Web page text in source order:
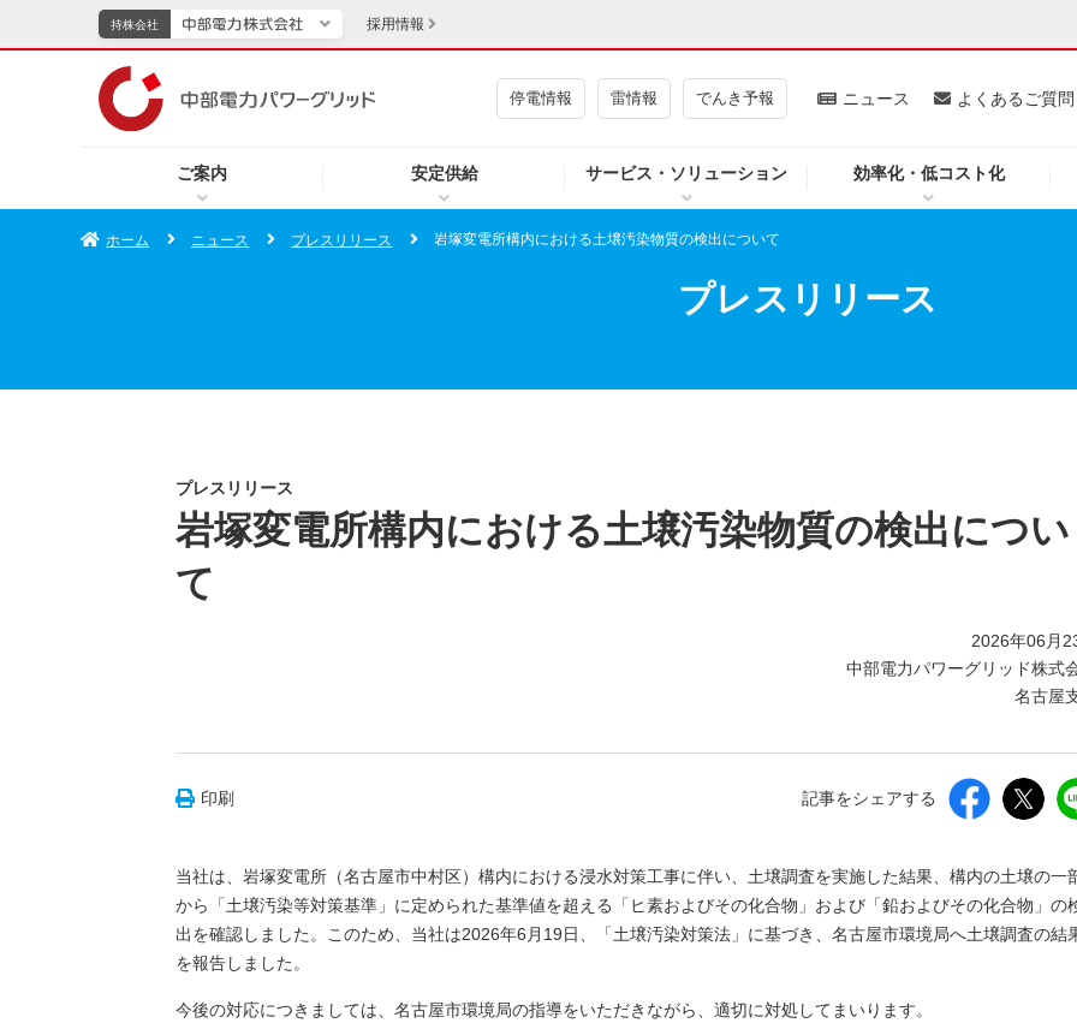
ご案内 安定供給 サービス・ソリューション 効率化・低コスト化
停電情報 雷情報 でんき予報 ニュース よくあるご質
持株会社
持株会社
TOPページへ エネルギー・原子力 CSR・環境・社会貢献
企業情報
採用情報
ホーム ニュース プレスリリース 岩塚変電所構内における土壌汚染物質の検出について
プレスリリース
プレスリリース
岩塚変電所構内における土壌汚染物質の検出につい
て
2026年06月
中部電力パワーグリッド株式
名古屋
印刷 記事をシェアする
当社は、岩塚変電所（名古屋市中村区）構内における浸水対策工事に伴い、土壌調査を実施した結果、構内の土壌の一
から「土壌汚染等対策基準」に定められた基準値を超える「ヒ素およびその化合物」および「鉛およびその化合物」の
出を確認しました。このため、当社は2026年6月19日、「土壌汚染対策法」に基づき、名古屋市環境局へ土壌調査の結
を報告しました。
今後の対応につきましては、名古屋市環境局の指導をいただきながら、適切に対処してまいります。